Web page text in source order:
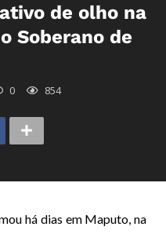
de olho na
Soberano de
0 854
há dias em Maputo, na